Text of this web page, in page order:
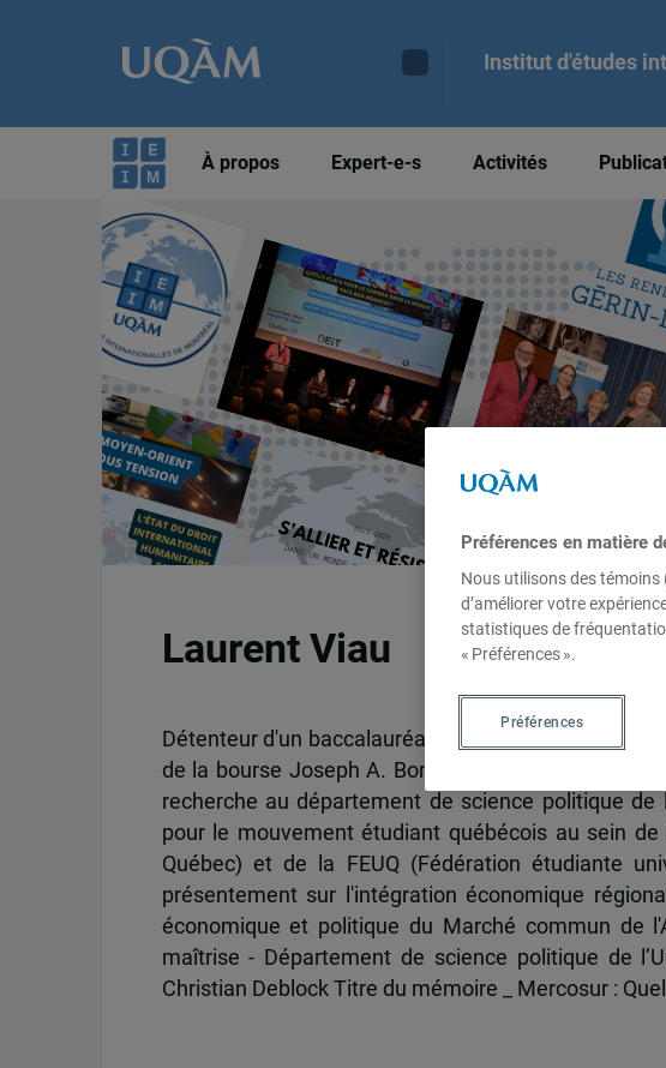
Institut d'études
À propos Expert-e-s Activités
Laurent Viau
Détenteur d'un baccalauréat en Économie et
de la bourse Joseph A. Bombardier du CRSH,
recherche au département de science politique
pour le mouvement étudiant québécois au sein
Québec) et de la FEUQ (Fédération étudiante
présentement sur l'intégration économique
économique et politique du Marché commun de
maîtrise - Département de science politique de
Christian Deblock Titre du mémoire _ Mercosur :
Préférences en matière
Nous utilisons des
d’améliorer votre
statistiques de
« Préférences ».
Préférences